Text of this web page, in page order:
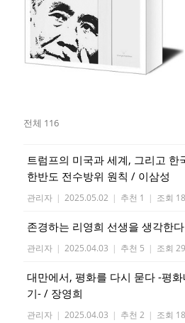
전체 116
트럼프의 미국과 세계, 그리고 한
한반도 전수방위 원칙 / 이삼성
관리자 | 2025.05.02 | 추천 1 | 조회
존경하는 리영희 선생을 생각한
관리자 | 2025.04.03 | 추천 5 | 조회
대만에서, 평화를 다시 묻다 -평
기- / 장영희
관리자 | 2025.04.03 | 추천 2 | 조회